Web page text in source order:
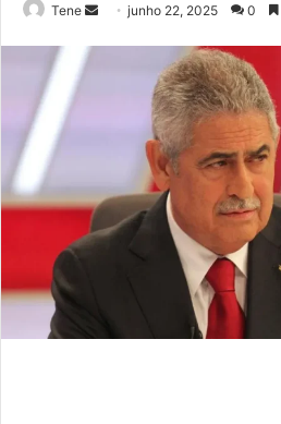
Tene
Mandejunho 22, 2025 0